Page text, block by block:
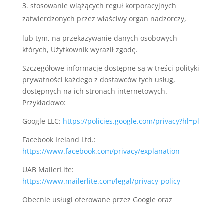
stosowanie wiążących reguł korporacyjnych
zatwierdzonych przez właściwy organ nadzorczy,
lub tym, na przekazywanie danych osobowych
których, Użytkownik wyraził zgodę.
Szczegółowe informacje dostępne są w treści polityki
prywatności każdego z dostawców tych usług,
dostępnych na ich stronach internetowych.
Przykładowo:
Google LLC: https://policies.google.com/privacy?hl=pl
Facebook Ireland Ltd.:
https://www.facebook.com/privacy/explanation
UAB MailerLite:
https://www.mailerlite.com/legal/privacy-policy
Obecnie usługi oferowane przez Google oraz